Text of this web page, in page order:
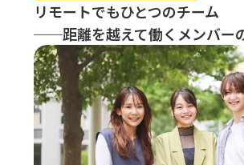
リモートでもひとつのチーム
──距離を越えて働くメンバー